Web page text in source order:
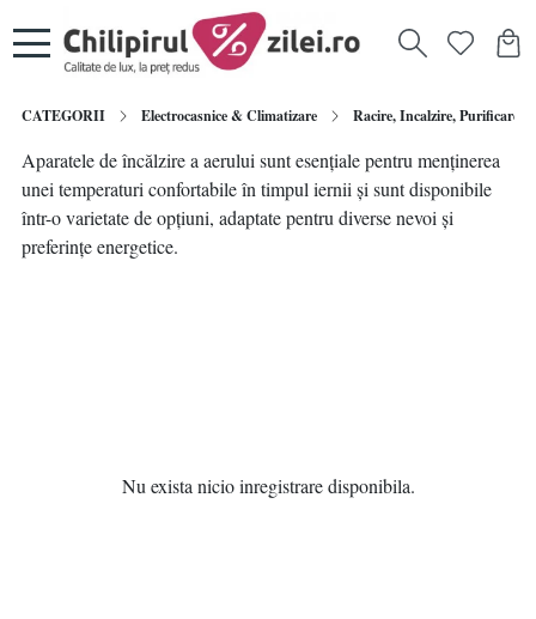
CATEGORII Electrocasnice & Climatizare Racire, Incalzire, Purificare
Aparatele de încălzire a aerului sunt esențiale pentru menținerea
unei temperaturi confortabile în timpul iernii și sunt disponibile
într-o varietate de opțiuni, adaptate pentru diverse nevoi și
preferințe energetice.
Nu exista nicio inregistrare disponibila.